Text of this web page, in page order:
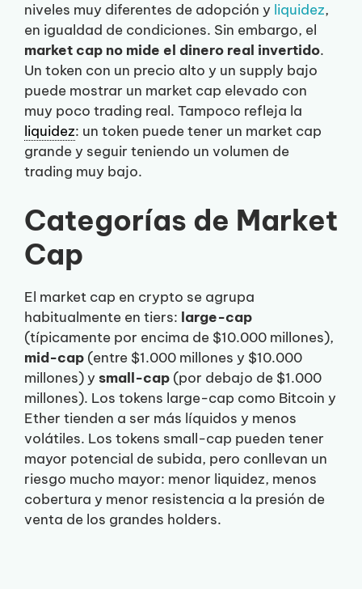
niveles muy diferentes de adopción y liquidez,
en igualdad de condiciones. Sin embargo, el
market cap no mide el dinero real invertido.
Un token con un precio alto y un supply bajo
puede mostrar un market cap elevado con
muy poco trading real. Tampoco refleja la
liquidez: un token puede tener un market cap
grande y seguir teniendo un volumen de
trading muy bajo.
Categorías de Market
Cap
El market cap en crypto se agrupa
habitualmente en tiers: large-cap
(típicamente por encima de $10.000 millones),
mid-cap (entre $1.000 millones y $10.000
millones) y small-cap (por debajo de $1.000
millones). Los tokens large-cap como Bitcoin y
Ether tienden a ser más líquidos y menos
volátiles. Los tokens small-cap pueden tener
mayor potencial de subida, pero conllevan un
riesgo mucho mayor: menor liquidez, menos
cobertura y menor resistencia a la presión de
venta de los grandes holders.